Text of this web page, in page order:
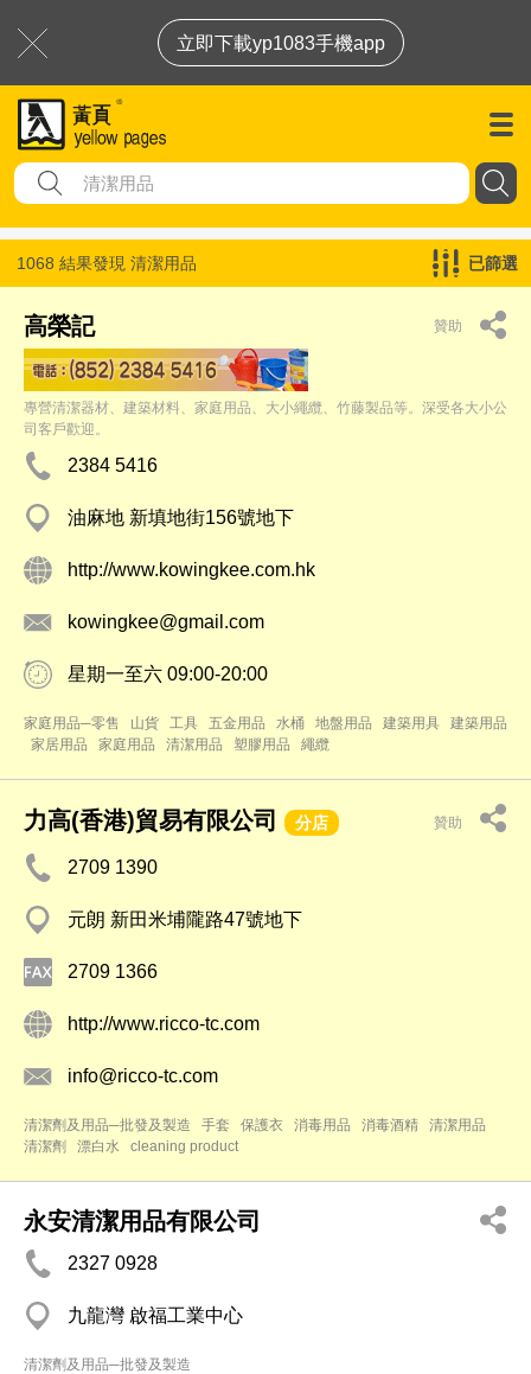
立即下載yp1083手機app
1068 結果發現 清潔用品 已篩選
高榮記 贊助
專營清潔器材、建築材料、家庭用品、大小繩纜、竹藤製品等。深受各大小公
司客戶歡迎。
2384 5416
油麻地 新填地街156號地下
http://www.kowingkee.com.hk
kowingkee@gmail.com
星期一至六 09:00-20:00
家庭用品─零售 山貨 工具 五金用品 水桶 地盤用品 建築用具
建築用品
家居用品
家庭用品 清潔用品 塑膠用品 繩纜
力高(香港)貿易有限公司 分店 贊助
2709 1390
元朗 新田米埔隴路47號地下
2709 1366
http://www.ricco-tc.com
info@ricco-tc.com
清潔劑及用品─批發及製造 手套 保護衣 消毒用品 消毒酒精
清潔用品
清潔劑
漂白水 cleaning product
永安清潔用品有限公司
2327 0928
九龍灣 啟福工業中心
清潔劑及用品─批發及製造